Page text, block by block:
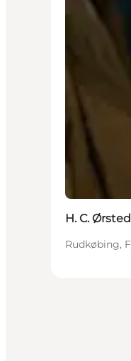
H. C.
Rudkøbing,